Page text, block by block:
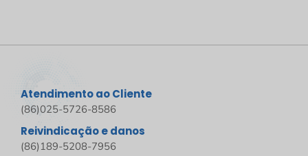
Atendimento ao Cliente
(86)025-5726-8586
Reivindicação e danos
(86)189-5208-7956